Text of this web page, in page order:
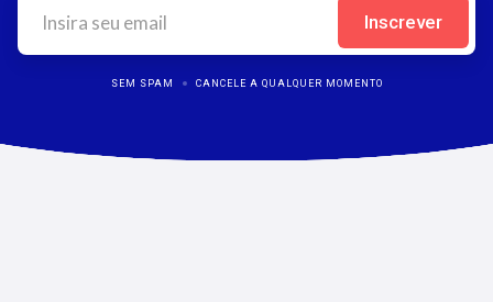
SEM SPAM CANCELE A QUALQUER MOMENTO